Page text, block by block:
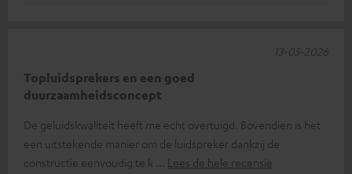
Topluidsprekers en een goed
duurzaamheidsconcept
De geluidskwaliteit heeft me echt overtuigd. Bovendien is het
een uitstekende manier om de luidspreker dankzij de
constructie eenvoudig te k
Lees de hele recensie
13-05-2026